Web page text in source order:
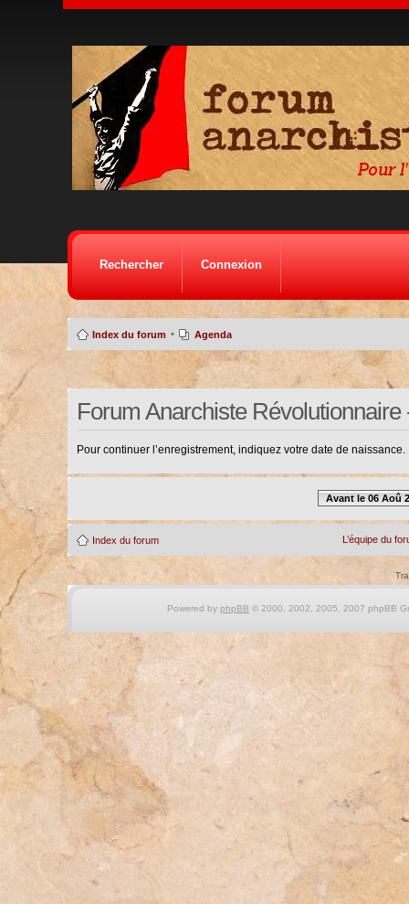
Rechercher Connexion
Index du forum • Agenda
Forum Anarchiste
Pour continuer l’enregistrement, indiquez votre date de naissance.
Avant le 06 Aoû
Index du forum L’équipe du
Powered by phpBB © 2000, 2002, 2005, 2007 phpBB